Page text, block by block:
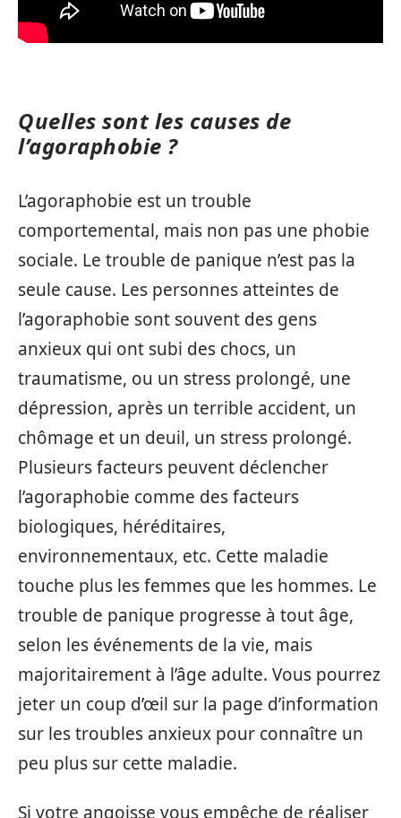
Quelles sont les causes de
l’agoraphobie ?
L’agoraphobie est un trouble
comportemental, mais non pas une phobie
sociale. Le trouble de panique n’est pas la
seule cause. Les personnes atteintes de
l’agoraphobie sont souvent des gens
anxieux qui ont subi des chocs, un
traumatisme, ou un stress prolongé, une
dépression, après un terrible accident, un
chômage et un deuil, un stress prolongé.
Plusieurs facteurs peuvent déclencher
l’agoraphobie comme des facteurs
biologiques, héréditaires,
environnementaux, etc. Cette maladie
touche plus les femmes que les hommes. Le
trouble de panique progresse à tout âge,
selon les événements de la vie, mais
majoritairement à l’âge adulte. Vous pourrez
jeter un coup d’œil sur la page d’information
sur les troubles anxieux pour connaître un
peu plus sur cette maladie.
Si votre angoisse vous empêche de réaliser